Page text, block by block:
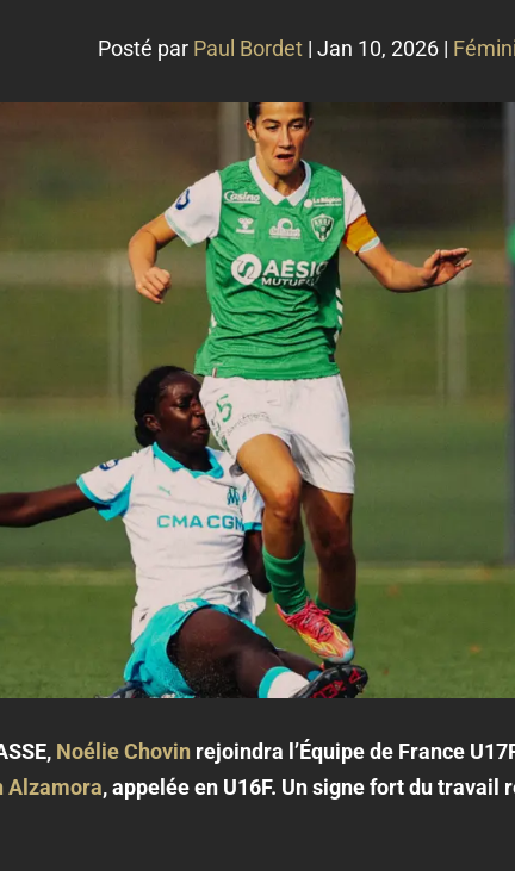
Posté par Paul Bordet| Jan 10, 2026|
Noélie Chovinrejoindra l’Équipe de France
Alzamora, appelée en U16F. Un signe fort du travail